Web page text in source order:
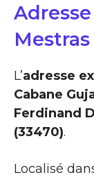
Mestras
L’adresse
Cabane
Ferdinand
(33470).
Localisé